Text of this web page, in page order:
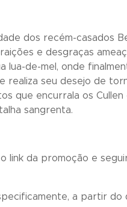
dos recém-casados
e desgraças
lua-de-mel, onde
seu desejo de
que encurrala os
sangrenta.
link da promoção e
a partir do